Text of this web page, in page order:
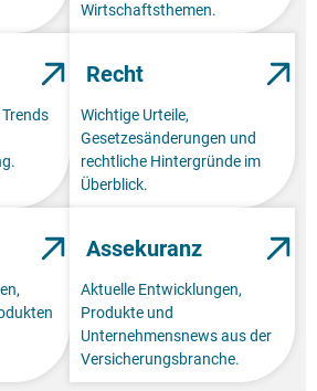
Wirtschaftsthemen.
Recht
Wichtige Urteile,
Gesetzesänderungen und
rechtliche Hintergründe im
Überblick.
Assekuranz
Aktuelle Entwicklungen,
Produkte und
Unternehmensnews aus der
Versicherungsbranche.